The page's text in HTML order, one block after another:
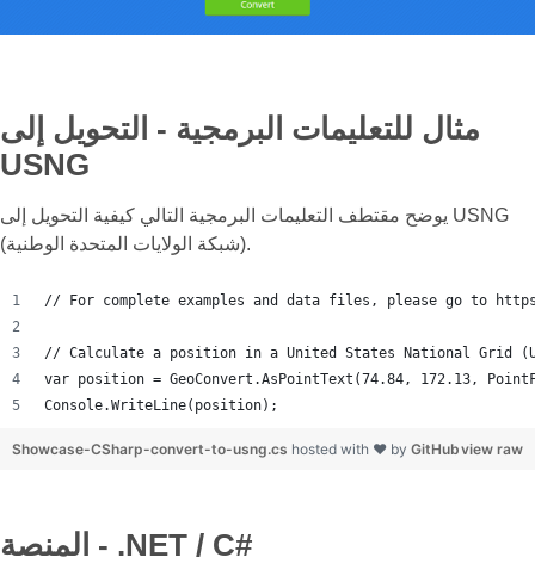
مثال للتعليمات البرمجية - التحويل إلى
USNG
يوضح مقتطف التعليمات البرمجية التالي كيفية التحويل إلى USNG
(شبكة الولايات المتحدة الوطنية).
// For complete examples and data files, please go to
// Calculate a position in a United States National Grid
var position = GeoConvert.AsPointText(74.84, 172.13,
Console.WriteLine(position);
view raw
Showcase-CSharp-convert-to-usng.cs hosted with ❤ by GitHub
المنصة - .NET / C#